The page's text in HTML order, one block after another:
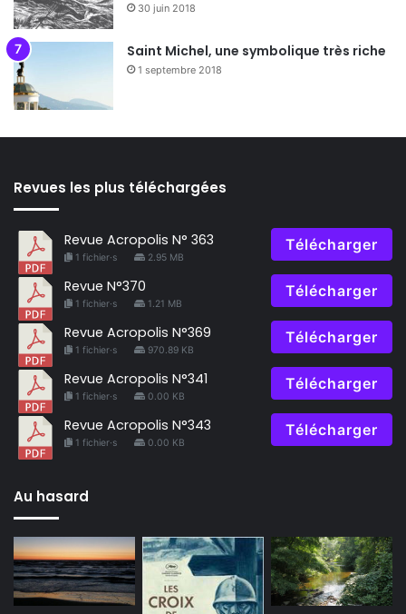
30 juin 2018
Saint Michel, une symbolique très riche
1 septembre 2018
Revues les plus téléchargées
Revue Acropolis N° 363
1 fichier·s 2.95 MB
Télécharger
Revue N°370
1 fichier·s 1.21 MB
Télécharger
Revue Acropolis N°369
1 fichier·s 970.89 KB
Télécharger
Revue Acropolis N°341
1 fichier·s 0.00 KB
Télécharger
Revue Acropolis N°343
1 fichier·s 0.00 KB
Télécharger
Au hasard